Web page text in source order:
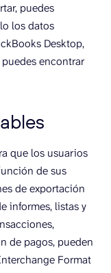
puedes
los datos
Desktop,
encontrar
que los usuarios
de sus
de exportación
informes, listas y
de pagos, pueden
Format